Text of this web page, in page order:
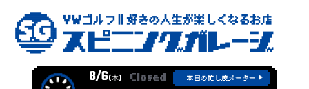
8/6(木) Closed 本日の忙し度メーター